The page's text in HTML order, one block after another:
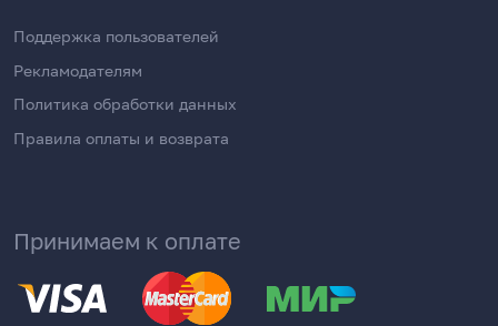
Поддержка пользователей
Рекламодателям
Политика обработки данных
Правила оплаты и возврата
Принимаем к оплате